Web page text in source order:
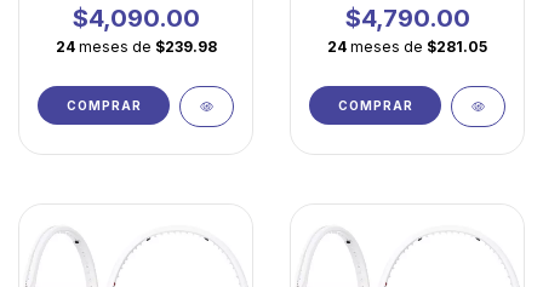
Tecnología Profesional
$4,090.00
24 meses de $239.98
COMPRAR
Principiantes
$4,790.00
24 meses de $281.05
COMPRAR